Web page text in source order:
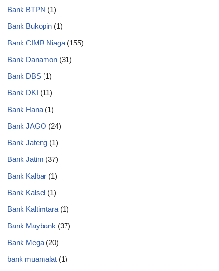
Bank BTPN (1)
Bank Bukopin (1)
Bank CIMB Niaga (155)
Bank Danamon (31)
Bank DBS (1)
Bank DKI (11)
Bank Hana (1)
Bank JAGO (24)
Bank Jateng (1)
Bank Jatim (37)
Bank Kalbar (1)
Bank Kalsel (1)
Bank Kaltimtara (1)
Bank Maybank (37)
Bank Mega (20)
bank muamalat (1)